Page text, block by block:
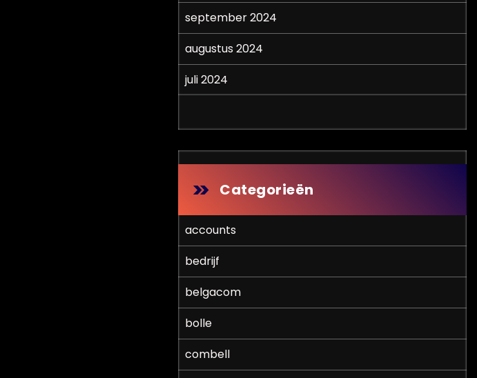
september 2024
augustus 2024
juli 2024
Categorieën
accounts
bedrijf
belgacom
bolle
combell